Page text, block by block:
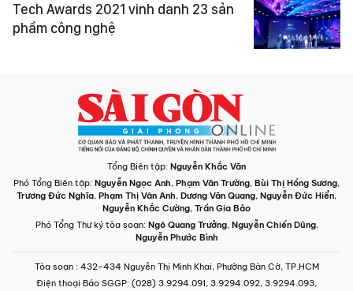
Tech Awards 2021 vinh danh 23 sản
phẩm công nghệ
Tổng Biên tập: Nguyễn Khắc Văn
Phó Tổng Biên tập: Nguyễn Ngọc Anh, Phạm Văn Trường, Bùi Thị Hồng Sương,
Trương Đức Nghĩa, Phạm Thị Vân Anh, Dương Văn Quang, Nguyễn Đức Hiển,
Nguyễn Khắc Cường, Trần Gia Bảo
Phó Tổng Thư ký tòa soạn: Ngô Quang Trưởng, Nguyễn Chiến Dũng,
Nguyễn Phước Bình
Tòa soạn : 432-434 Nguyễn Thị Minh Khai, Phường Bàn Cờ, TP.HCM
Điện thoại Báo SGGP: (028) 3.9294.091, 3.9294.092, 3.9294.093,